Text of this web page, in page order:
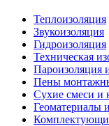
Теплоизоляция
Звукоизоляция
Гидроизоляция
Техническая
Пароизоляция
Пены
Сухие смеси и
Геоматериалы